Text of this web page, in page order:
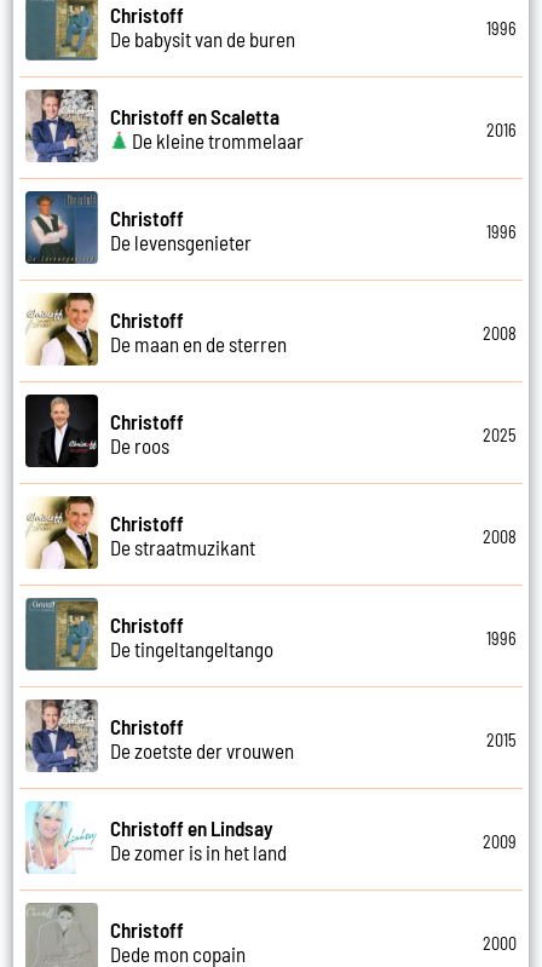
Christoff
De babysit van de buren
1996
Christoff en Scaletta
De kleine trommelaar
2016
Christoff
De levensgenieter
1996
Christoff
De maan en de sterren
2008
Christoff
De roos
2025
Christoff
De straatmuzikant
2008
Christoff
De tingeltangeltango
1996
Christoff
De zoetste der vrouwen
2015
Christoff en Lindsay
De zomer is in het land
2009
Christoff
Dede mon copain
2000